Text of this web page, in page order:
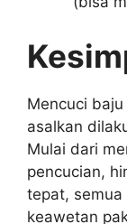
Mencuci
asalkan
Mulai dari
pencucian,
tepat,
keawetan